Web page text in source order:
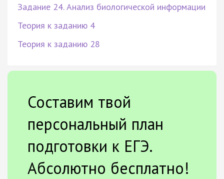
Задание 24. Анализ биологической информации
Теория к заданию 4
Теория к заданию 28
Составим твой
персональный план
подготовки к ЕГЭ.
Абсолютно бесплатно!